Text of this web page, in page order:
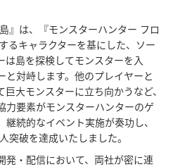
』は、『モンスターハンター フロ
るキャラクターを基にした、ソー
は島を探検してモンスターを入
対峙します。他のプレイヤーと
大モンスターに立ち向かうなど、
力要素がモンスターハンターのゲ
続的なイベント実施が奏功し、
突破を達成いたしました。
発・配信において、両社が密に連